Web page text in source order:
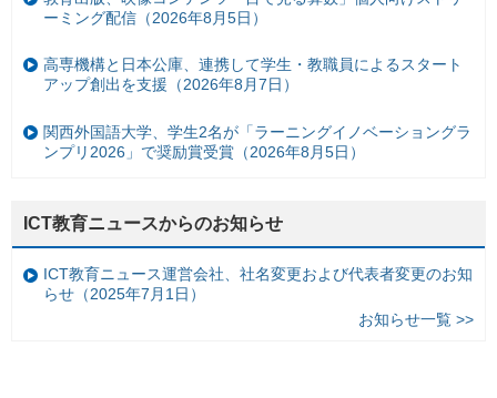
ーミング配信（2026年8月5日）
高専機構と日本公庫、連携して学生・教職員によるスタート
アップ創出を支援（2026年8月7日）
関西外国語大学、学生2名が「ラーニングイノベーショングラ
ンプリ2026」で奨励賞受賞（2026年8月5日）
ICT教育ニュースからのお知らせ
ICT教育ニュース運営会社、社名変更および代表者変更のお知
らせ（2025年7月1日）
お知らせ一覧 >>